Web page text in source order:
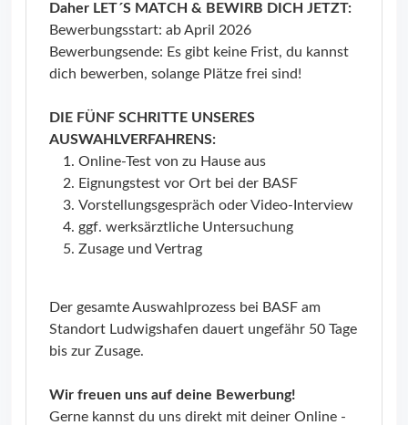
Daher LET´S MATCH & BEWIRB DICH JETZT:
Bewerbungsstart: ab April 2026
Bewerbungsende: Es gibt keine Frist, du kannst
dich bewerben, solange Plätze frei sind!
DIE FÜNF SCHRITTE UNSERES
AUSWAHLVERFAHRENS:
Online-Test von zu Hause aus
Eignungstest vor Ort bei der BASF
Vorstellungsgespräch oder Video-Interview
ggf. werksärztliche Untersuchung
Zusage und Vertrag
Der gesamte Auswahlprozess bei BASF am
Standort Ludwigshafen dauert ungefähr 50 Tage
bis zur Zusage.
Wir freuen uns auf deine Bewerbung!
Gerne kannst du uns direkt mit deiner Online -